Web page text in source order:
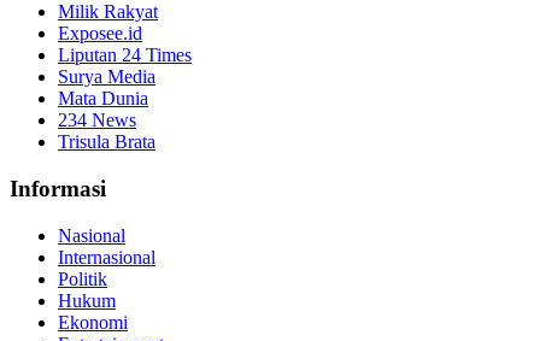
Milik Rakyat
Exposee.id
Liputan 24 Times
Surya Media
Mata Dunia
234 News
Trisula Brata
Informasi
Nasional
Internasional
Politik
Hukum
Ekonomi